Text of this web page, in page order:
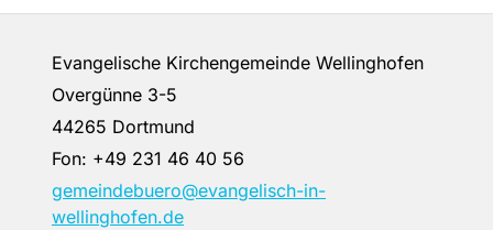
Evangelische Kirchengemeinde Wellinghofen
Overgünne 3-5
44265 Dortmund
Fon: +49 231 46 40 56
gemeindebuero@evangelisch-in-
wellinghofen.de